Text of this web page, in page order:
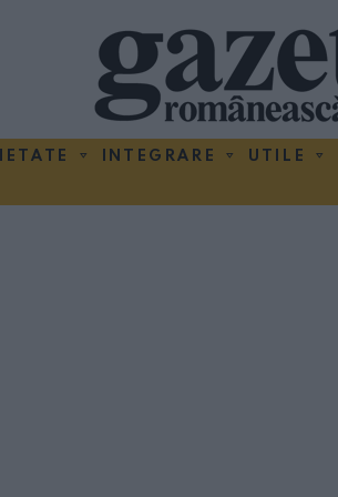
INTEGRARE UTILE